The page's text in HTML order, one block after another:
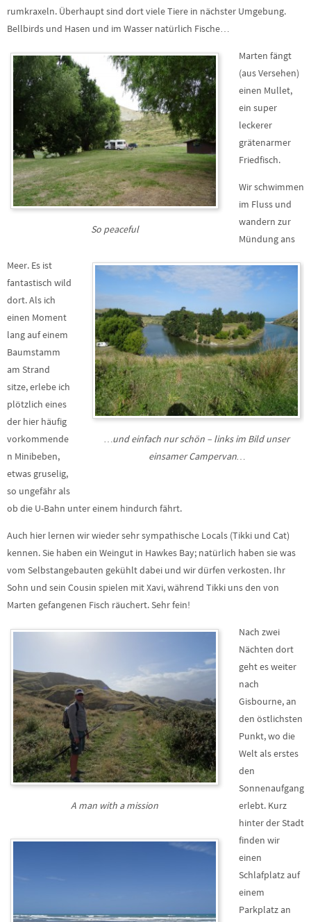
rumkraxeln. Überhaupt sind dort viele Tiere in nächster Umgebung.
Bellbirds und Hasen und im Wasser natürlich Fische…
So peaceful
…und einfach nur schön – links im Bild unser
einsamer Campervan…
Marten fängt
(aus Versehen)
einen Mullet,
ein super
leckerer
grätenarmer
Friedfisch.
Wir schwimmen
im Fluss und
wandern zur
Mündung ans
Meer. Es ist
fantastisch wild
dort. Als ich
einen Moment
lang auf einem
Baumstamm
am Strand
sitze, erlebe ich
plötzlich eines
der hier häufig
vorkommende
n Minibeben,
etwas gruselig,
so ungefähr als
ob die U-Bahn unter einem hindurch fährt.
Auch hier lernen wir wieder sehr sympathische Locals (Tikki und Cat)
kennen. Sie haben ein Weingut in Hawkes Bay; natürlich haben sie was
vom Selbstangebauten gekühlt dabei und wir dürfen verkosten. Ihr
Sohn und sein Cousin spielen mit Xavi, während Tikki uns den von
Marten gefangenen Fisch räuchert. Sehr fein!
A man with a mission
Nach zwei
Nächten dort
geht es weiter
nach
Gisbourne, an
den östlichsten
Punkt, wo die
Welt als erstes
den
Sonnenaufgang
erlebt. Kurz
hinter der Stadt
finden wir
einen
Schlafplatz auf
einem
Parkplatz an